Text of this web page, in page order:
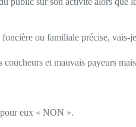
ou familiale précise, vais-
et mauvais payeurs
pour eux « NON ».